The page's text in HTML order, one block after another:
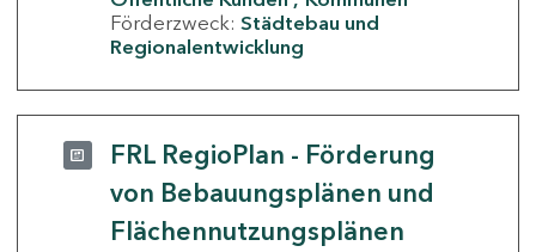
Förderzweck: Städtebau und
Regionalentwicklung
FRL RegioPlan - Förderung
von Bebauungsplänen und
Flächennutzungsplänen